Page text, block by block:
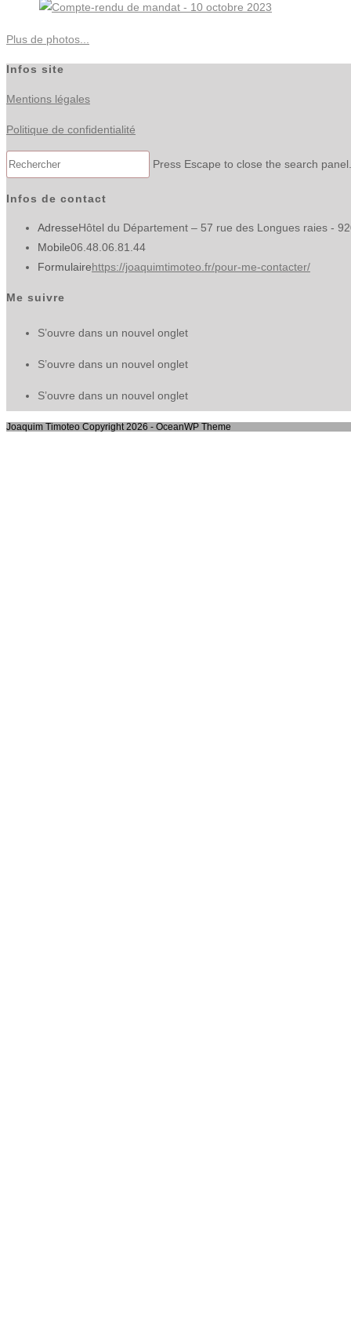
Plus de photos...
Infos site
Mentions légales
Politique de confidentialité
Press Escape to close the search panel.
Infos de contact
AdresseHôtel du Département – 57 rue des Longues raies -
Mobile06.48.06.81.44
Formulairehttps://joaquimtimoteo.fr/pour-me-contacter/
Me suivre
S’ouvre dans un nouvel onglet
S’ouvre dans un nouvel onglet
S’ouvre dans un nouvel onglet
Joaquim Timoteo Copyright 2026 - OceanWP Theme